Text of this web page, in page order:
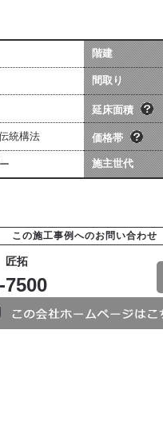
階建
間取り
延床面積
坪数は会社によって
異なる場合がありま
統構法 価格帯
価格には、建物本体価
用（暖房工事・換気工
[照明込]・給排水工事[宅
ます。
施主世代
この施工事例へのお問い合わせ
匠拓
7500